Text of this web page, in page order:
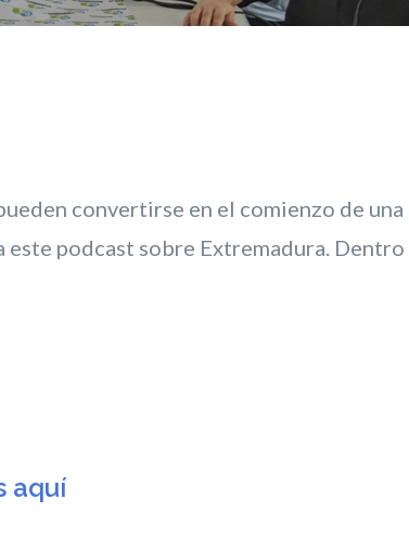
convertirse en el comienzo de
este podcast sobre Extremadura.
aquí